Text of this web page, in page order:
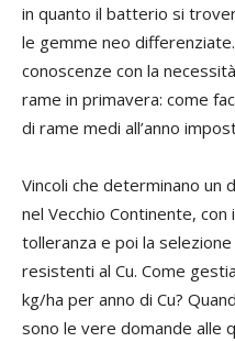
in quanto il batterio si
le gemme neo
conoscenze con la
rame in primavera: come
di rame medi all’anno
Vincoli che determinano
nel Vecchio Continente,
tolleranza e poi la
resistenti al Cu. Come
kg/ha per anno di Cu?
sono le vere domande alle